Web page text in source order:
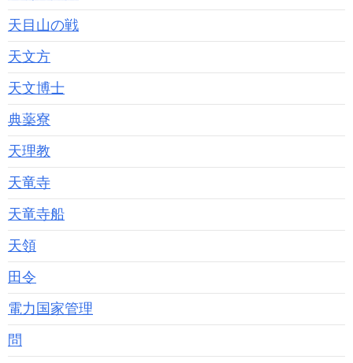
天目山の戦
天文方
天文博士
典薬寮
天理教
天竜寺
天竜寺船
天領
田令
電力国家管理
問